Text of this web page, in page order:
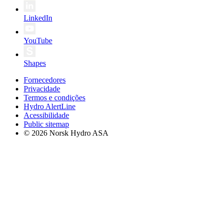
LinkedIn
YouTube
Shapes
Fornecedores
Privacidade
Termos e condições
Hydro AlertLine
Acessibilidade
Public sitemap
© 2026 Norsk Hydro ASA